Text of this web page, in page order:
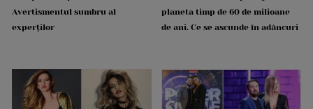
Avertismentul sumbru al
experților
planeta timp de 60 de milioane
de ani. Ce se ascunde în adâncuri